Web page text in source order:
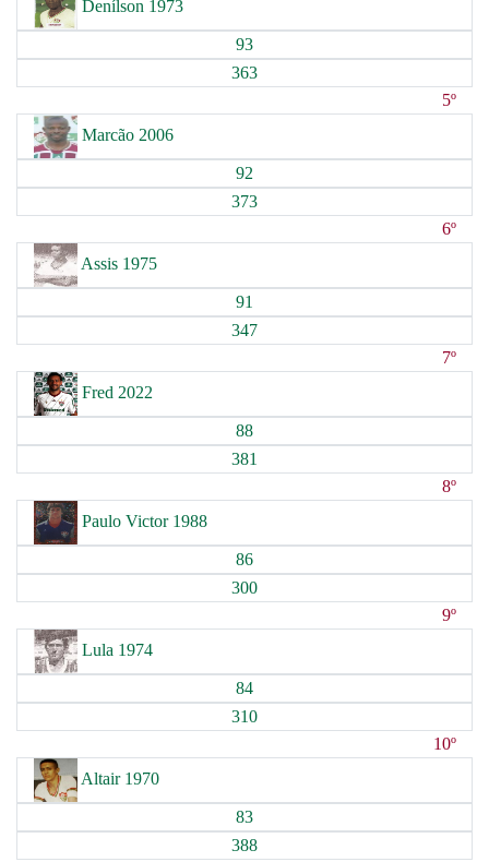
Denílson 1973
93
363
5º
Marcão 2006
92
373
6º
Assis 1975
91
347
7º
Fred 2022
88
381
8º
Paulo Victor 1988
86
300
9º
Lula 1974
84
310
10º
Altair 1970
83
388